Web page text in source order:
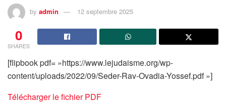
by admin 12 septembre 2025
0
SHARES
[flipbook pdf= »https://www.lejudaisme.org/wp-
content/uploads/2022/09/Seder-Rav-Ovadia-Yossef.pdf »]
Télécharger le fichier PDF